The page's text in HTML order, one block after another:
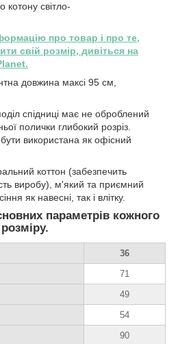
котону світло-
про товар і про те,
свій розмір, дивіться на
довжина максі 95 см,
спідниці має не оброблений
полички глибокий розріз.
використана як офісний
коттон (забезпечить
виробу), м'який та приємний
як навесні, так і влітку.
параметрів кожного
розміру.
36
71
49
54
90